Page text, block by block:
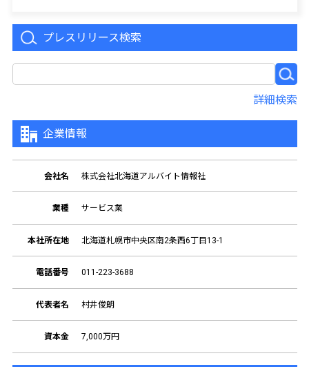
プレスリリース検索
詳細検索
企業情報
会社名 株式会社北海道アルバイト情報社
業種 サービス業
本社所在地 北海道札幌市中央区南2条西6丁目13-1
電話番号 011-223-3688
代表者名 村井俊朗
資本金 7,000万円